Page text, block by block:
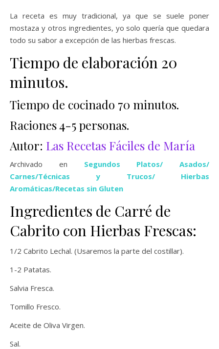
La receta es muy tradicional, ya que se suele poner
mostaza y otros ingredientes, yo solo quería que quedara
todo su sabor a excepción de las hierbas frescas.
Tiempo de elaboración 20
minutos.
Tiempo de cocinado 70 minutos.
Raciones 4-5 personas.
Autor: Las Recetas Fáciles de María
Archivado en Segundos Platos/ Asados/
Carnes/Técnicas y Trucos/ Hierbas
Aromáticas/Recetas sin Gluten
Ingredientes de Carré de
Cabrito con Hierbas Frescas:
1/2 Cabrito Lechal. (Usaremos la parte del costillar).
1-2 Patatas.
Salvia Fresca.
Tomillo Fresco.
Aceite de Oliva Virgen.
Sal.